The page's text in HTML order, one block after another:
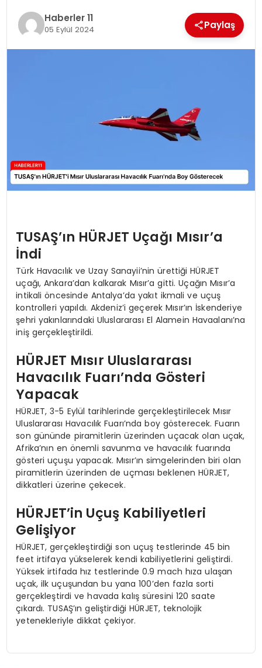
Haberler 11
05 Eylül 2024 Paylaş
TUSAŞ’ın HÜRJET Uçağı Mısır’a
İndi
Türk Havacılık ve Uzay Sanayii’nin ürettiği HÜRJET
uçağı, Ankara’dan kalkarak Mısır’a gitti. Uçağın Mısır’a
intikali öncesinde Antalya’da yakıt ikmali ve uçuş
kontrolleri yapıldı. Akdeniz’i geçerek Mısır’ın İskenderiye
şehri yakınlarındaki Uluslararası El Alamein Havaalanı’na
iniş gerçekleştirildi.
HÜRJET Mısır Uluslararası
Havacılık Fuarı’nda Gösteri
Yapacak
HÜRJET, 3-5 Eylül tarihlerinde gerçekleştirilecek Mısır
Uluslararası Havacılık Fuarı’nda boy gösterecek. Fuarın
son gününde piramitlerin üzerinden uçacak olan uçak,
Afrika’nın en önemli savunma ve havacılık fuarında
gösteri uçuşu yapacak. Mısır’ın simgelerinden biri olan
piramitlerin üzerinden de uçması beklenen HÜRJET,
dikkatleri üzerine çekecek.
HÜRJET’in Uçuş Kabiliyetleri
Gelişiyor
HÜRJET, gerçekleştirdiği son uçuş testlerinde 45 bin
feet irtifaya yükselerek kendi kabiliyetlerini geliştirdi.
Yüksek irtifada hız testlerinde 0.9 mach hıza ulaşan
uçak, ilk uçuşundan bu yana 100’den fazla sorti
gerçekleştirdi ve havada kalış süresini 120 saate
çıkardı. TUSAŞ’ın geliştirdiği HÜRJET, teknolojik
yetenekleriyle dikkat çekiyor.